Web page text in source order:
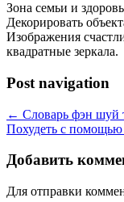
Зона семьи и
Декорировать
Изображения
квадратные зеркала.
Post navigation
← Словарь фэн шуй
Похудеть с
Добавить
Для отправки